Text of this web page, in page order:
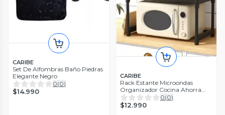
CARIBE
Set De Alfombras Baño Piedras
Elegante Negro
0(0)
$14.990
CARIBE
Rack Estante Microondas
Organizador Cocina Ahorra
Espacio Negro0(0)
$12.990